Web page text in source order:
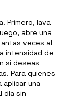
Primero, lava
abre una
veces al
intensidad de
si deseas
Para quienes
una
día sin